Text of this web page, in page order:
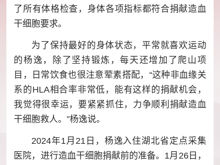
了所有体格检查，身体各项指标都符合捐献造血
干细胞要求。
为了保持最好的身体状态，平常就喜欢运动
的杨逸，除了坚持锻炼，每天还增加了爬山项
目，日常饮食也很注意荤素搭配，“这种非血缘关
系的HLA相合率非常低，能有这样的捐献机会，
我觉得很幸运，要紧紧抓住，力争顺利捐献造血
干细胞救人。”杨逸说。
2024年1月21日，杨逸入住湖北省定点采集
医院，进行造血干细胞捐献前的准备。1月26日，